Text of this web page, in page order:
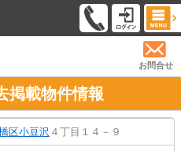
お問合せ
掲載物件情報
区小豆沢 ４丁目１４－９